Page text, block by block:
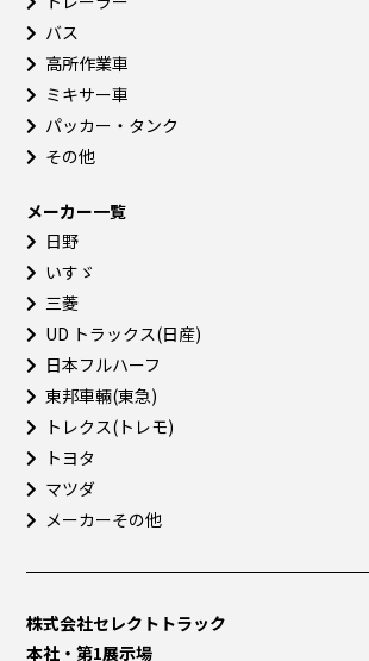
バス
高所作業車
ミキサー車
パッカー・タンク
その他
メーカー一覧
日野
いすゞ
三菱
UD トラックス(日産)
日本フルハーフ
東邦車輛(東急)
トレクス(トレモ)
トヨタ
マツダ
メーカーその他
株式会社セレクトトラック
本社・第1展示場